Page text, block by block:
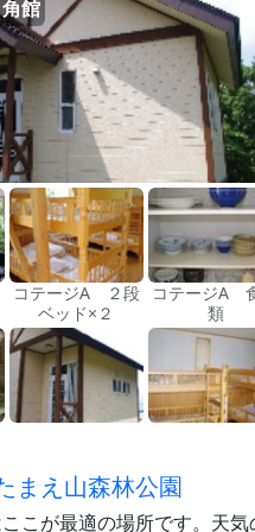
館
コテージA ２段
ベッド×２
コテージA
類
まえ山森林公園
こが最適の場所です。天気